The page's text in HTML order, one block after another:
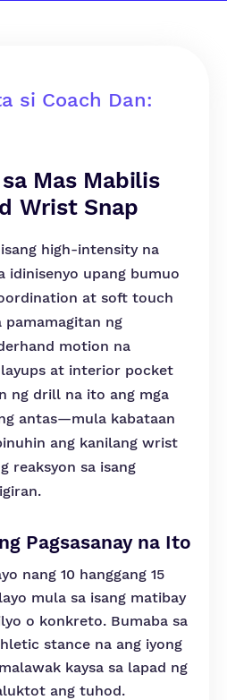
si Coach Dan:
Mas Mabilis
Wrist Snap
high-intensity na
idinisenyo upang bumuo
at soft touch
pamamagitan ng
motion na
at interior pocket
ng drill na ito ang mga
antas—mula kabataan
ang kanilang wrist
reaksyon sa isang
Pagsasanay na Ito
nang 10 hanggang 15
mula sa isang matibay
o konkreto. Bumaba sa
stance na ang iyong
kaysa sa lapad ng
ang tuhod.